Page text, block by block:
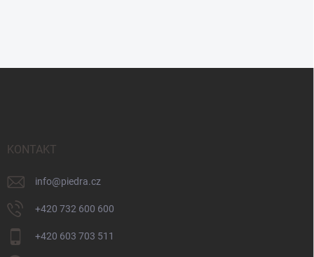
KONTAKT
info@piedra.cz
+420 732 600 600
+420 603 703 511